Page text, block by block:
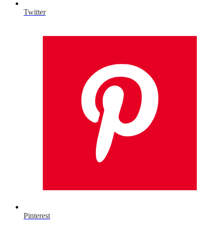
Twitter
Pinterest